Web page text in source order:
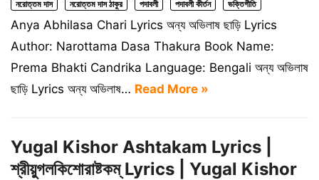
নরোত্তম দাস নরোত্তম দাস ঠাকুর পদাবলী পদাবলী কীর্তন ভক্তিগীতি
Anya Abhilasa Chari Lyrics অন্য অভিলাষ ছাড়ি Lyrics
Author: Narottama Dasa Thakura Book Name:
Prema Bhakti Candrika Language: Bengali অন্য অভিলাষ
ছাড়ি Lyrics অন্য অভিলাষ… Read More »
Yugal Kishor Ashtakam Lyrics |
শ্রীয়ুগলকিশোরাষ্টকম্ Lyrics | Yugal Kishor